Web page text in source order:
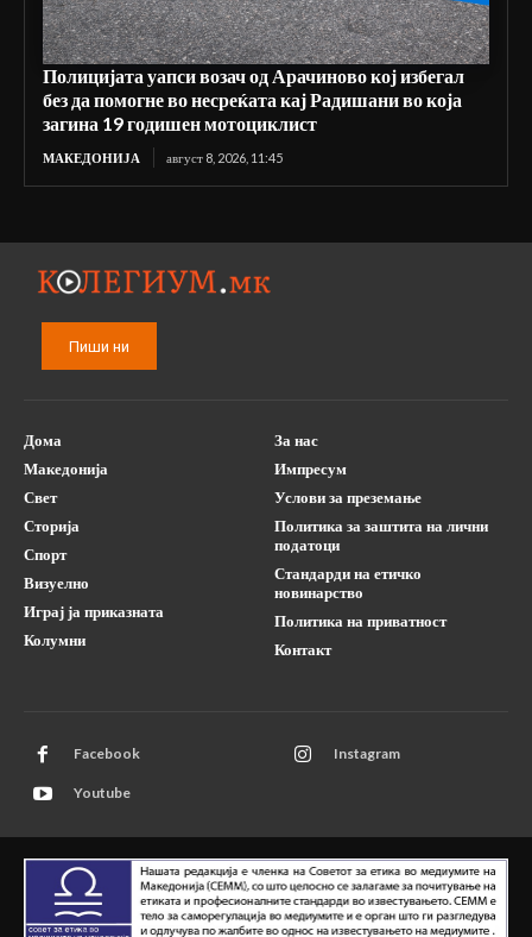
Полицијата уапси возач од Арачиново кој избегал
без да помогне во несреќата кај Радишани во која
загина 19 годишен мотоциклист
МАКЕДОНИЈА август 8, 2026, 11:45
Пиши ни
Дома
Македонија
Свет
Сторија
Спорт
Визуелно
Играј ја приказната
Колумни
За нас
Импресум
Услови за преземање
Политика за заштита на лични
податоци
Стандарди на етичко
новинарство
Политика на приватност
Контакт
Facebook Instagram
Youtube